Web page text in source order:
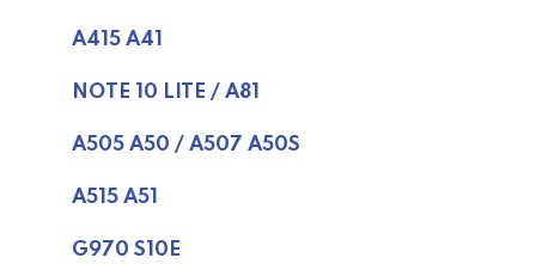
A415 A41
NOTE 10 LITE / A81
A505 A50 / A507 A50S
A515 A51
G970 S10E